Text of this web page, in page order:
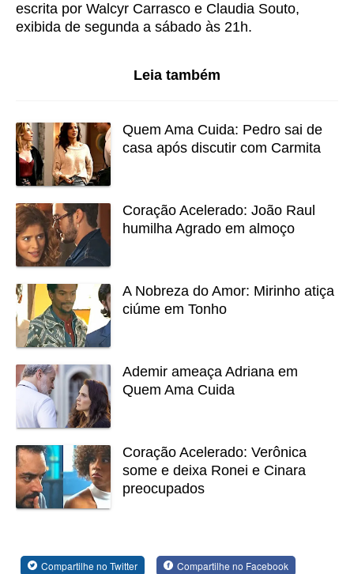
escrita por Walcyr Carrasco e Claudia Souto,
exibida de segunda a sábado às 21h.
Leia também
Quem Ama Cuida: Pedro sai de
casa após discutir com Carmita
Coração Acelerado: João Raul
humilha Agrado em almoço
A Nobreza do Amor: Mirinho atiça
ciúme em Tonho
Ademir ameaça Adriana em
Quem Ama Cuida
Coração Acelerado: Verônica
some e deixa Ronei e Cinara
preocupados
Compartilhe no Twitter Compartilhe no Facebook